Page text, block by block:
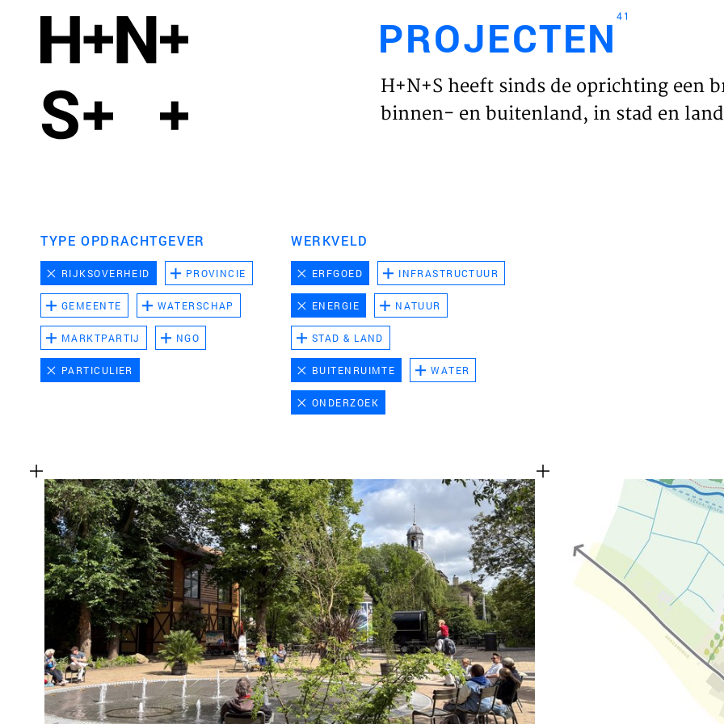
HOME
PROJECTEN 41
H+N+S heeft sinds de oprichting een
binnen- en buitenland, in stad en
TYPE OPDRACHTGEVER
RIJKSOVERHEID PROVINCIE
GEMEENTE WATERSCHAP
MARKTPARTIJ NGO
PARTICULIER
WERKVELD
ERFGOED INFRASTRUCTUUR
ENERGIE NATUUR
STAD & LAND
BUITENRUIMTE WATER
ONDERZOEK